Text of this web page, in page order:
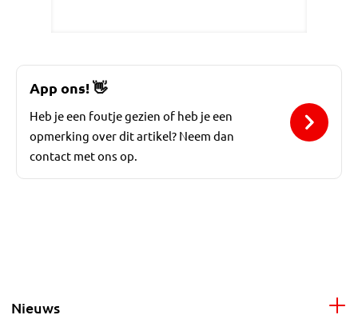
App ons!👋
Heb je een foutje gezien of heb je een
opmerking over dit artikel? Neem dan
contact met ons op.
Nieuws